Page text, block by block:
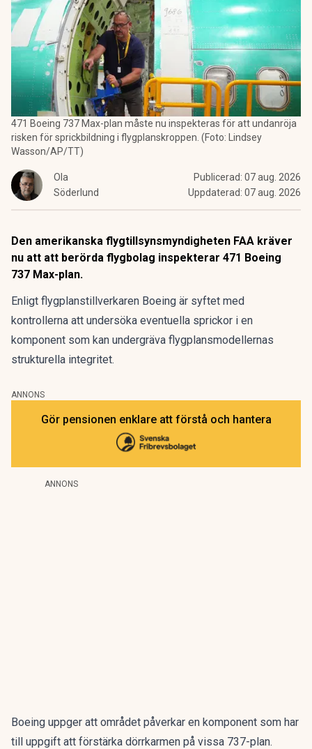
471 Boeing 737 Max-plan måste nu inspekteras för att undanröja
risken för sprickbildning i flygplanskroppen. (Foto: Lindsey
Wasson/AP/TT)
Ola
Söderlund
Publicerad: 07 aug. 2026
Uppdaterad: 07 aug. 2026
Den amerikanska flygtillsynsmyndigheten FAA kräver
nu att att berörda flygbolag inspekterar 471 Boeing
737 Max-plan.
Enligt flygplanstillverkaren Boeing är syftet med
kontrollerna att undersöka eventuella sprickor i en
komponent som kan undergräva flygplansmodellernas
strukturella integritet.
ANNONS
Gör pensionen enklare att förstå och hantera
ANNONS
Boeing uppger att området påverkar en komponent som har
till uppgift att förstärka dörrkarmen på vissa 737-plan.